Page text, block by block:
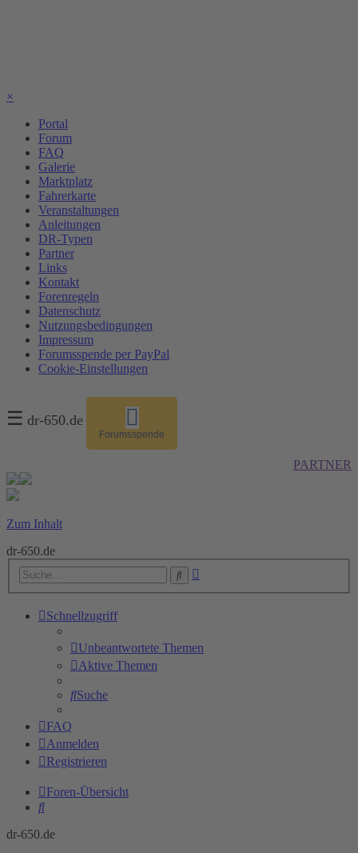
×
Portal
Forum
FAQ
Galerie
Marktplatz
Fahrerkarte
Veranstaltungen
Anleitungen
DR-Typen
Partner
Links
Kontakt
Forenregeln
Datenschutz
Nutzungsbedingungen
Impressum
Forumsspende per PayPal
Cookie-Einstellungen
☰ dr-650.de
Forumsspende
PARTNER
Zum Inhalt
dr-650.de
Suche
Schnellzugriff
Unbeantwortete Themen
Aktive Themen
Suche
FAQ
Anmelden
Registrieren
Foren-Übersicht
Suche
dr-650.de